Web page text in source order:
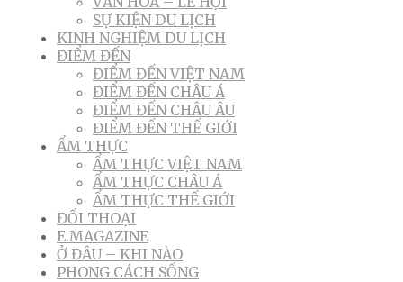
SỰ KIỆN DU LỊCH
KINH NGHIỆM DU LỊCH
ĐIỂM ĐẾN
ĐIỂM ĐẾN VIỆT NAM
ĐIỂM ĐẾN CHÂU Á
ĐIỂM ĐẾN CHÂU ÂU
ĐIỂM ĐẾN THẾ GIỚI
ẨM THỰC
ẨM THỰC VIỆT NAM
ẨM THỰC CHÂU Á
ẨM THỰC THẾ GIỚI
ĐỐI THOẠI
E.MAGAZINE
Ở ĐÂU – KHI NÀO
PHONG CÁCH SỐNG